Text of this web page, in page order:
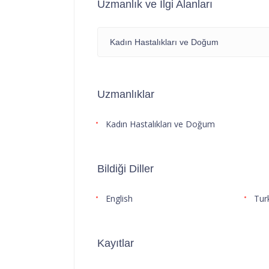
Uzmanlık ve İlgi Alanları
Kadın Hastalıkları ve Doğum
Uzmanlıklar
Kadın Hastalıkları ve Doğum
Bildiği Diller
English
Kayıtlar